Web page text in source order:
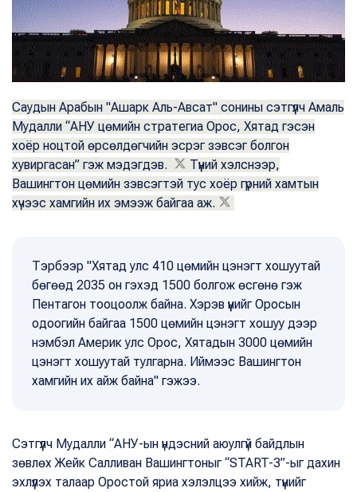
Саудын Арабын "Ашарк Аль-Авсат" сонины сэтгүүлч Амаль
Мудалли “АНУ цөмийн стратегиа Орос, Хятад гэсэн
хоёр ноцтой өрсөлдөгчийн эсрэг зэвсэг болгон
хувиргасан” гэж мэдэгдэв.
Түүний хэлснээр,
Вашингтон цөмийн зэвсэгтэй тус хоёр гүрний хамтын
хүчээс хамгийн их эмээж байгаа аж.
Тэрбээр "Хятад улс 410 цөмийн цэнэгт хошуутай
бөгөөд 2035 он гэхэд 1500 болгож өсгөнө гэж
Пентагон тооцоолж байна. Хэрэв үүнийг Оросын
одоогийн байгаа 1500 цөмийн цэнэгт хошуу дээр
нэмбэл Америк улс Орос, Хятадын 3000 цөмийн
цэнэгт хошуутай тулгарна. Иймээс Вашингтон
хамгийн их айж байна" гэжээ.
Сэтгүүлч Мудалли “АНУ-ын үндэсний аюулгүй байдлын
зөвлөх Жейк Салливан Вашингтоныг “START-3”-ыг дахин
эхлүүлэх талаар Оростой яриа хэлэлцээ хийж, түүнийг